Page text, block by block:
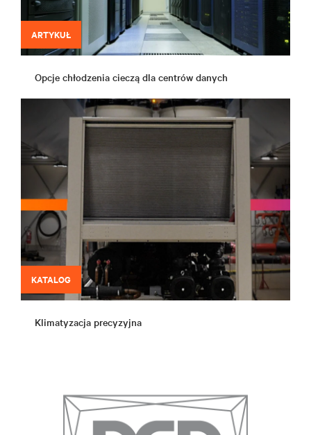
ARTYKUŁ
Opcje chłodzenia cieczą dla centrów danych
KATALOG
Klimatyzacja precyzyjna